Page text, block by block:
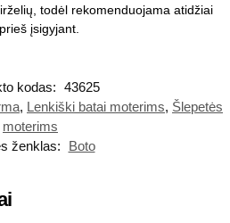
todėl rekomenduojama atidžiai
įsigyjant.
kodas: 43625
, Lenkiški batai moterims, Šlepetės
moterims
ženklas:
Boto